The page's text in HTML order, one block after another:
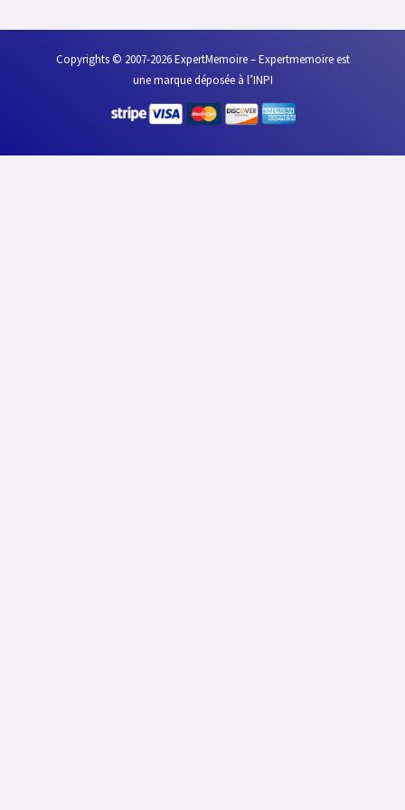
Copyrights © 2007-2026 ExpertMemoire – Expertmemoire est
une marque déposée à l’INPI